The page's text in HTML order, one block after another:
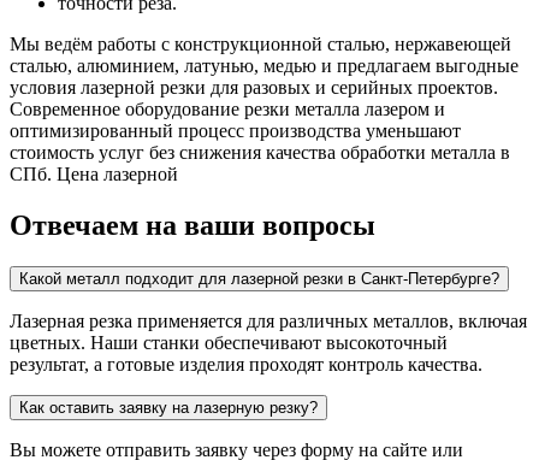
Мы ведём работы с конструкционной сталью, нержавеющей
сталью, алюминием, латунью, медью и предлагаем выгодные
условия лазерной резки для разовых и серийных проектов.
Современное оборудование резки металла лазером и
оптимизированный процесс производства уменьшают
стоимость услуг без снижения качества обработки металла в
СПб. Цена лазерной
Отвечаем на ваши вопросы
Какой металл подходит для лазерной резки в Санкт-Петербурге?
Лазерная резка применяется для различных металлов, включая
цветных. Наши станки обеспечивают высокоточный
результат, а готовые изделия проходят контроль качества.
Как оставить заявку на лазерную резку?
Вы можете отправить заявку через форму на сайте или